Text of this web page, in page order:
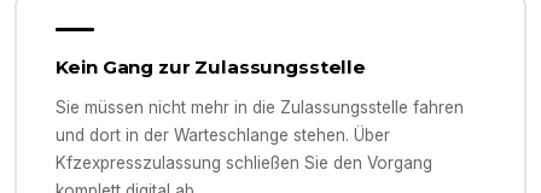
Kein Gang zur Zulassungsstelle
Sie müssen nicht mehr in die Zulassungsstelle fahren
und dort in der Warteschlange stehen. Über
Kfzexpresszulassung schließen Sie den Vorgang